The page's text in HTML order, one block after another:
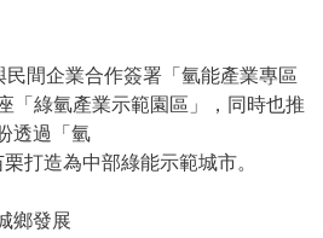
間企業合作簽署「氫能產業專區
「綠氫產業示範園區」，同時也推
透過「氫
打造為中部綠能示範城市。
鄉發展